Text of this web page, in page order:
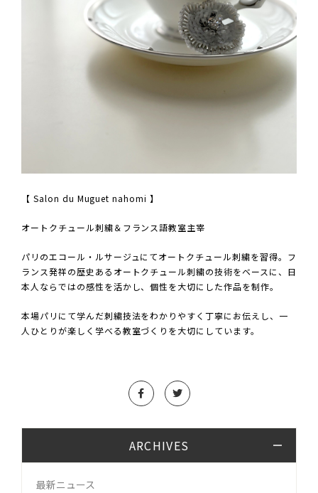
【 Salon du Muguet nahomi 】
オートクチュール刺繍＆フランス語教室主宰
パリのエコール・ルサージュにてオートクチュール刺繍を習得。フ
ランス発祥の歴史あるオートクチュール刺繍の技術をベースに、日
本人ならではの感性を活かし、個性を大切にした作品を制作。
本場パリにて学んだ刺繍技法をわかりやすく丁寧にお伝えし、一
人ひとりが楽しく学べる教室づくりを大切にしています。
ARCHIVES
最新ニュース